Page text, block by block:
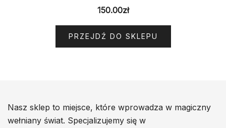
150.00zł
PRZEJDŹ DO SKLEPU
Nasz sklep to miejsce, które wprowadza w magiczny
wełniany świat. Specjalizujemy się w